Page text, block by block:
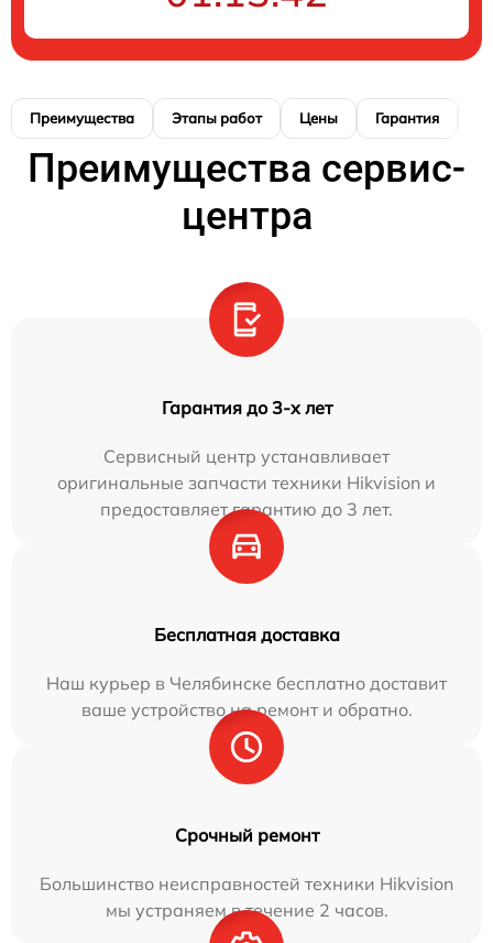
Преимущества Этапы работ Цены Гарантия
Преимущества сервис-
центра
Гарантия до 3-х лет
Сервисный центр устанавливает
оригинальные запчасти техники Hikvision и
предоставляет гарантию до 3 лет.
Бесплатная доставка
Наш курьер в Челябинске бесплатно доставит
ваше устройство на ремонт и обратно.
Срочный ремонт
Большинство неисправностей техники Hikvision
мы устраняем в течение 2 часов.